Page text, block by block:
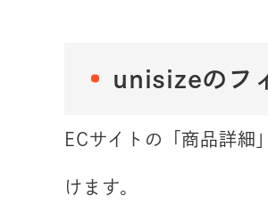
unisizeのフ
ECサイトの「商品詳細
けます。